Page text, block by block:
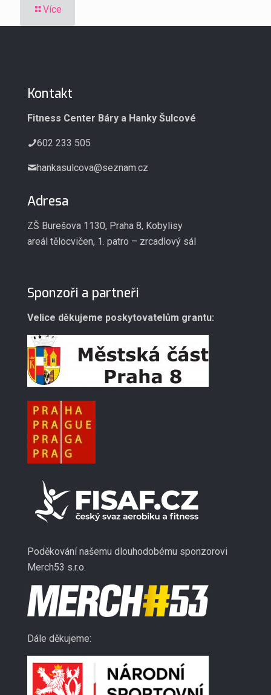
Více
Kontakt
Fitness Center Báry a Hanky Šulcové
602 233 505
hankasulcova@seznam.cz
Adresa
ZŠ Burešova 1130, Praha 8, Kobylisy
areál tělocvičen, 1. patro – zrcadlový sál
Sponzoři a partneři
Velice děkujeme poskytovatelům grantu:
Poděkování našemu dlouhodobému sponzorovi
Merch53 s.r.o.
Dále děkujeme: